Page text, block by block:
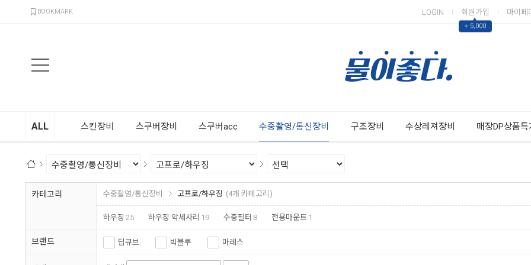
BOOKMARK LOGIN 회원가입
▲
+ 5,000
마이페
ALL 스킨장비 스쿠버장비 스쿠버acc 수중촬영/통신장비 구조장비 수상레져장비 매장DP상품
카테고리 수중촬영/통신장비 고프로/하우징 (4개 카테고리)
하우징 25 하우징 악세사리 19 수중필터 8 전용마운트 1
브랜드 딥큐브 빅블루 마레스